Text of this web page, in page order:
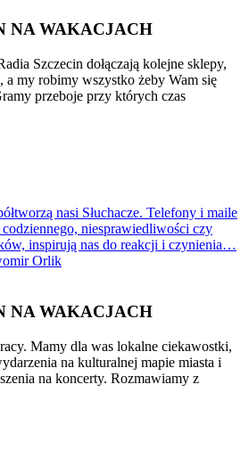
NA WAKACJACH
Szczecin dołączają kolejne sklepy,
my robimy wszystko żeby Wam się
przeboje przy których czas
nasi Słuchacze. Telefony i maile
niesprawiedliwości czy
inspirują nas do reakcji i czynienia…
Orlik
NA WAKACJACH
Mamy dla was lokalne ciekawostki,
na kulturalnej mapie miasta i
na koncerty. Rozmawiamy z